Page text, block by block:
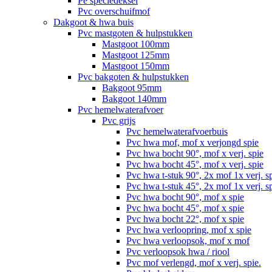
Pvc overschuifmof
Dakgoot & hwa buis
Pvc mastgoten & hulpstukken
Mastgoot 100mm
Mastgoot 125mm
Mastgoot 150mm
Pvc bakgoten & hulpstukken
Bakgoot 95mm
Bakgoot 140mm
Pvc hemelwaterafvoer
Pvc grijs
Pvc hemelwaterafvoerbuis
Pvc hwa mof, mof x verjongd spie
Pvc hwa bocht 90°, mof x verj. spie
Pvc hwa bocht 45°, mof x verj. spie
Pvc hwa t-stuk 90°, 2x mof 1x verj.
Pvc hwa t-stuk 45°, 2x mof 1x verj.
Pvc hwa bocht 90°, mof x spie
Pvc hwa bocht 45°, mof x spie
Pvc hwa bocht 22°, mof x spie
Pvc hwa verloopring, mof x spie
Pvc hwa verloopsok, mof x mof
Pvc verloopsok hwa / riool
Pvc mof verlengd, mof x verj. spie.